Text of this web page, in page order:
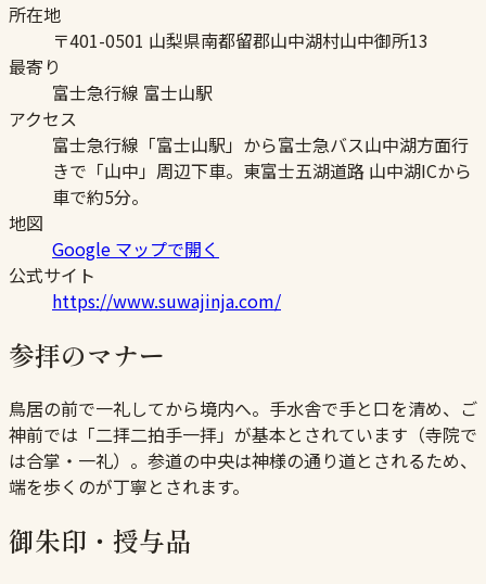
所在地
〒401-0501 山梨県南都留郡山中湖村山中御所13
最寄り
富士急行線 富士山駅
アクセス
富士急行線「富士山駅」から富士急バス山中湖方面行
きで「山中」周辺下車。東富士五湖道路 山中湖ICから
車で約5分。
地図
Google マップで開く
公式サイト
https://www.suwajinja.com/
参拝のマナー
鳥居の前で一礼してから境内へ。手水舎で手と口を清め、ご
神前では「二拝二拍手一拝」が基本とされています（寺院で
は合掌・一礼）。参道の中央は神様の通り道とされるため、
端を歩くのが丁寧とされます。
御朱印・授与品